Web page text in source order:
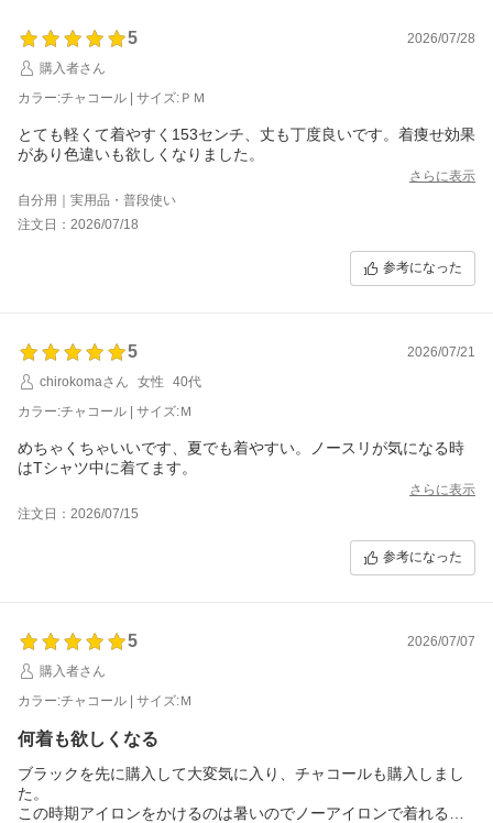
5
2026/07/28
購入者さん
カラー:チャコール | サイズ:ＰＭ
とても軽くて着やすく153センチ、丈も丁度良いです。着痩せ効果
があり色違いも欲しくなりました。
さらに表示
自分用｜実用品・普段使い
注文日：2026/07/18
参考になった
5
2026/07/21
chirokomaさん
女性
40代
カラー:チャコール | サイズ:Ｍ
めちゃくちゃいいです、夏でも着やすい。ノースリが気になる時
はTシャツ中に着てます。
さらに表示
注文日：2026/07/15
参考になった
5
2026/07/07
購入者さん
カラー:チャコール | サイズ:Ｍ
何着も欲しくなる
ブラックを先に購入して大変気に入り、チャコールも購入しまし
た。
この時期アイロンをかけるのは暑いのでノーアイロンで着れるの